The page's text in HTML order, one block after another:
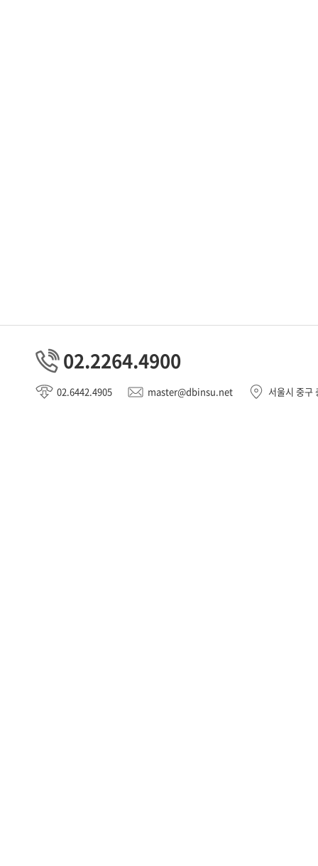
02.2264.4900
02.6442.4905 master@dbinsu.net 서울시 중구